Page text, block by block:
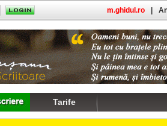
m.ghidul.ro
Tarife